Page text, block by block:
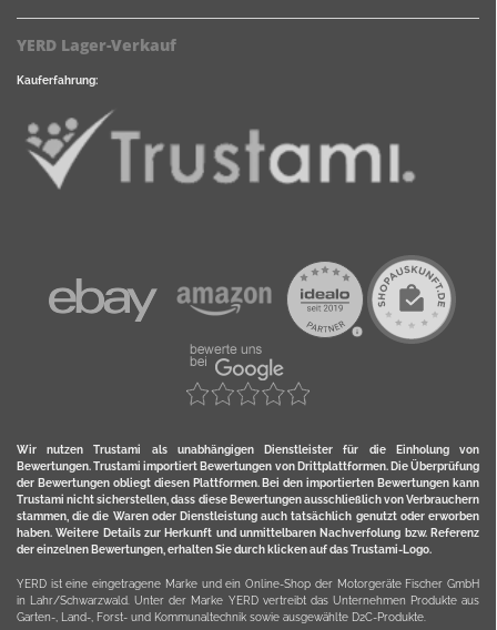
YERD Lager-Verkauf
Kauferfahrung:
Wir nutzen Trustami als unabhängigen Dienstleister für die Einholung von
Bewertungen. Trustami importiert Bewertungen von Drittplattformen. Die Überprüfung
der Bewertungen obliegt diesen Plattformen. Bei den importierten Bewertungen kann
Trustami nicht sicherstellen, dass diese Bewertungen ausschließlich von Verbrauchern
stammen, die die Waren oder Dienstleistung auch tatsächlich genutzt oder erworben
haben. Weitere Details zur Herkunft und unmittelbaren Nachverfolung bzw. Referenz
der einzelnen Bewertungen, erhalten Sie durch klicken auf das Trustami-Logo.
YERD ist eine eingetragene Marke und ein Online-Shop der Motorgeräte Fischer GmbH
in Lahr/Schwarzwald. Unter der Marke YERD vertreibt das Unternehmen Produkte aus
Garten-, Land-, Forst- und Kommunaltechnik sowie ausgewählte D2C-Produkte.